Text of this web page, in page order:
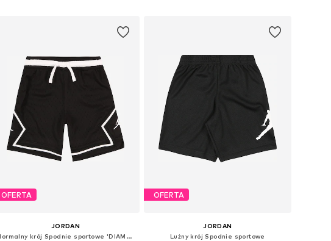
OFERTA
JORDAN
Normalny krój Spodnie sportowe 'DIAMOND'
OFERTA
JORDAN
Lużny krój Spodnie sportowe